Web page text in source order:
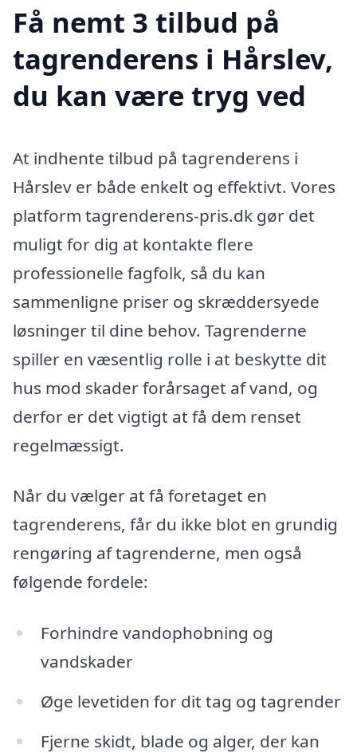
Få nemt 3 tilbud på
tagrenderens i Hårslev,
du kan være tryg ved
At indhente tilbud på tagrenderens i
Hårslev er både enkelt og effektivt. Vores
platform tagrenderens-pris.dk gør det
muligt for dig at kontakte flere
professionelle fagfolk, så du kan
sammenligne priser og skræddersyede
løsninger til dine behov. Tagrenderne
spiller en væsentlig rolle i at beskytte dit
hus mod skader forårsaget af vand, og
derfor er det vigtigt at få dem renset
regelmæssigt.
Når du vælger at få foretaget en
tagrenderens, får du ikke blot en grundig
rengøring af tagrenderne, men også
følgende fordele:
Forhindre vandophobning og
vandskader
Øge levetiden for dit tag og tagrender
Fjerne skidt, blade og alger, der kan